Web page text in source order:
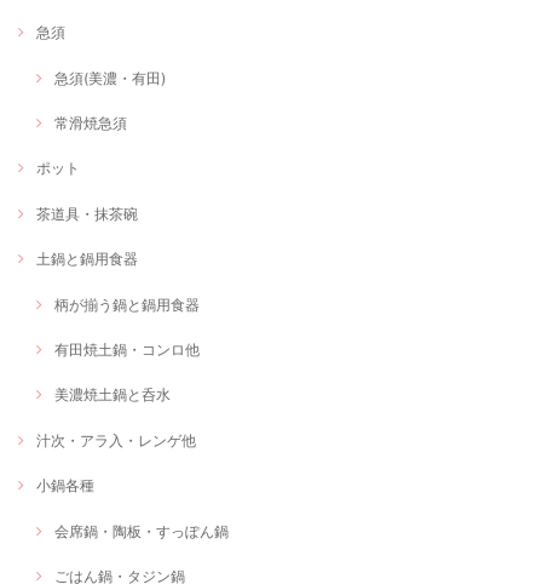
急須
急須(美濃・有田)
常滑焼急須
ポット
茶道具・抹茶碗
土鍋と鍋用食器
柄が揃う鍋と鍋用食器
有田焼土鍋・コンロ他
美濃焼土鍋と呑水
汁次・アラ入・レンゲ他
小鍋各種
会席鍋・陶板・すっぽん鍋
ごはん鍋・タジン鍋